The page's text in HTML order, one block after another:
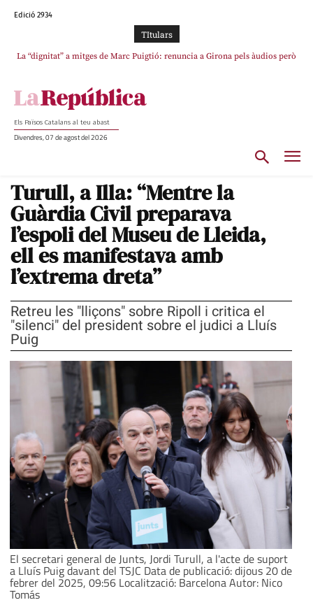
Edició 2934
TItulars
La “dignitat” a mitges de Marc Puigtió: renuncia a Girona pels àudios però
Els Països Catalans al teu abast
Divendres, 07 de agost del 2026
Turull, a Illa: “Mentre la
Guàrdia Civil preparava
l’espoli del Museu de Lleida,
ell es manifestava amb
l’extrema dreta”
Retreu les "lliçons" sobre Ripoll i critica el
"silenci" del president sobre el judici a Lluís
Puig
El secretari general de Junts, Jordi Turull, a l'acte de suport
a Lluís Puig davant del TSJC Data de publicació: dijous 20 de
febrer del 2025, 09:56 Localització: Barcelona Autor: Nico
Tomás